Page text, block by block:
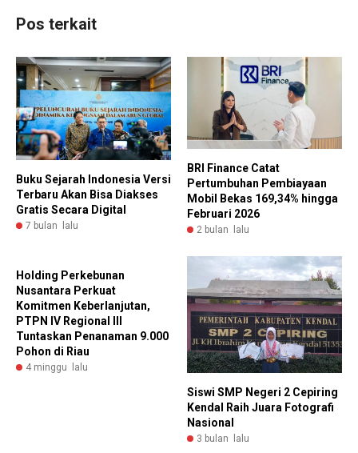
Pos terkait
Buku Sejarah Indonesia Versi
Terbaru Akan Bisa Diakses
Gratis Secara Digital
7 bulan lalu
BRI Finance Catat
Pertumbuhan Pembiayaan
Mobil Bekas 169,34% hingga
Februari 2026
2 bulan lalu
Holding Perkebunan
Nusantara Perkuat
Komitmen Keberlanjutan,
PTPN IV Regional III
Tuntaskan Penanaman 9.000
Pohon di Riau
4 minggu lalu
Siswi SMP Negeri 2 Cepiring
Kendal Raih Juara Fotografi
Nasional
3 bulan lalu